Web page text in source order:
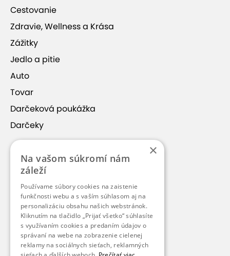
Cestovanie
Zdravie, Wellness a Krása
Zážitky
Jedlo a pitie
Auto
Tovar
Darčeková poukážka
Darčeky
Nakupovanie
Rekreačné poukazy
Najčastejšie otázky (FAQ)
Obchodné podmienky
Prihlásenie do newsletterov
Pripísanie kreditu z poukazu
×
Na vašom súkromí nám
záleží
Používame súbory cookies na zaistenie
funkčnosti webu a s vaším súhlasom aj na
personalizáciu obsahu našich webstránok.
Kliknutím na tlačidlo „Prijať všetko“ súhlasíte
s využívaním cookies a predaním údajov o
správaní na webe na zobrazenie cielenej
reklamy na sociálnych sieťach, reklamných